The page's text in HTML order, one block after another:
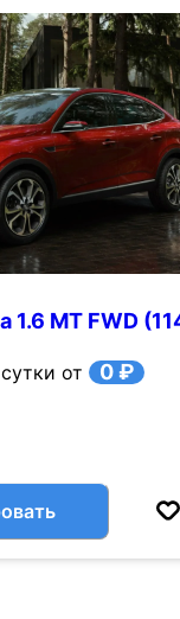
1.6 MT FWD
от 0 ₽